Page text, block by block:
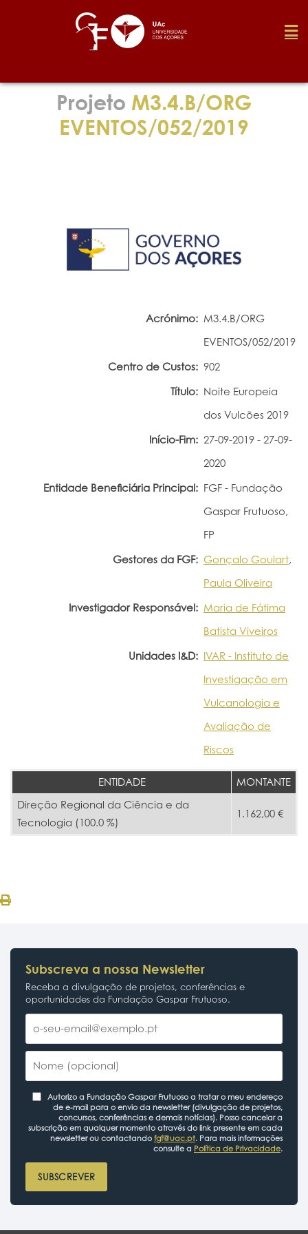
Fundação
Projeto M3.4.B/ORG
EVENTOS/052/2019
Acrónimo: M3.4.B/ORG
EVENTOS/052/2019
Centro de Custos: 902
Título: Noite Europeia
dos Vulcões 2019
Início-Fim: 27-09-2019 - 27-09-
2020
Entidade Beneficiária Principal: FGF - Fundação
Gaspar Frutuoso,
FP
Gestores da FGF: Gonçalo Goulart,
Paula Oliveira
Investigador Responsável: Maria de Fátima
Batista Viveiros
Unidades I&D: IVAR - Instituto de
Investigação em
Vulcanologia e
Avaliação de
Riscos
ENTIDADE
MONTANTE
Direção Regional da Ciência e da
Tecnologia (100.0 %)
1.162,00 €
Subscreva a nossa Newsletter
Receba a divulgação de projetos, conferências e
oportunidades da Fundação Gaspar Frutuoso.
Autorizo a Fundação Gaspar Frutuoso a tratar o meu endereço
de e-mail para o envio da newsletter (divulgação de projetos,
concursos, conferências e demais notícias). Posso cancelar a
subscrição em qualquer momento através do link presente em cada
newsletter ou contactando fgf@uac.pt. Para mais informações
consulte a Política de Privacidade.
SUBSCREVER